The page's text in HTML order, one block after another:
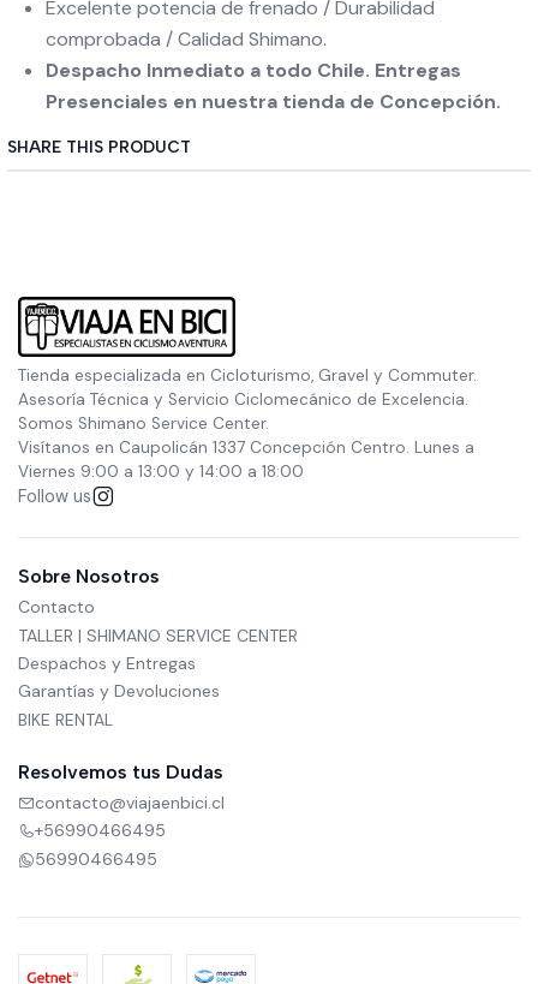
Excelente potencia de frenado / Durabilidad
comprobada / Calidad Shimano.
Despacho Inmediato a todo Chile. Entregas
Presenciales en nuestra tienda de Concepción.
SHARE THIS PRODUCT
Tienda especializada en Cicloturismo, Gravel y Commuter.
Asesoría Técnica y Servicio Ciclomecánico de Excelencia.
Somos Shimano Service Center.
Visítanos en Caupolicán 1337 Concepción Centro. Lunes a
Viernes 9:00 a 13:00 y 14:00 a 18:00
Follow us
Sobre Nosotros
Contacto
TALLER | SHIMANO SERVICE CENTER
Despachos y Entregas
Garantías y Devoluciones
BIKE RENTAL
Resolvemos tus Dudas
contacto@viajaenbici.cl
+56990466495
56990466495